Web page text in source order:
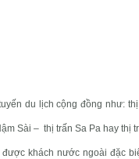
du lịch cộng đồng như:
Sài – thị trấn Sa Pa hay thị
khách nước ngoài đặc